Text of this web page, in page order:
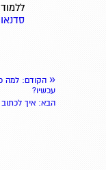
« הקודם: למה
עכשיו?
הבא: איך